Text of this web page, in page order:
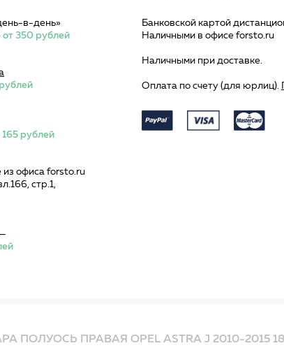
в-день»
от 350 рублей
165 рублей
из офиса forsto.ru
стр.1,
Банковской картой
Наличными в офисе forsto.ru
Наличными при доставке.
Оплата по счету (для юрлиц).
ПОЛУОСЬ ПРАВАЯ OPEL ASTRA J 2010-2015